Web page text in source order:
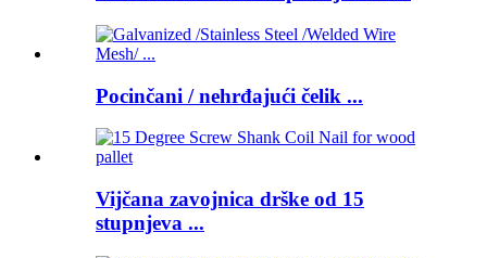
Pocinčani / nehrđajući čelik ...
Vijčana zavojnica drške od 15
stupnjeva ...